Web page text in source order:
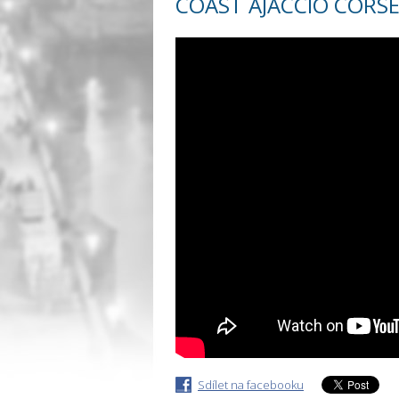
Sdílet na facebooku